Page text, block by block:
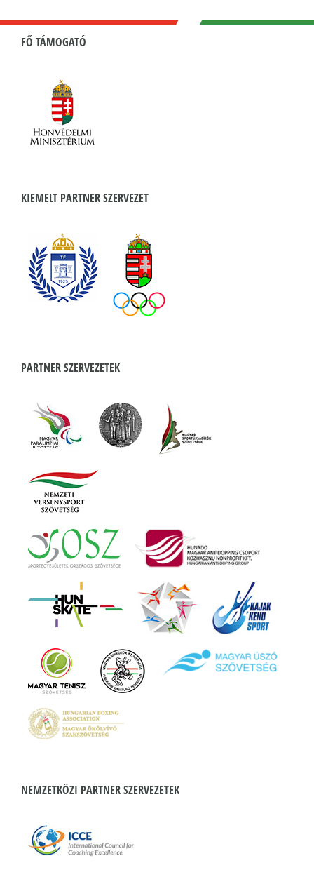
FŐ TÁMOGATÓ
KIEMELT PARTNER SZERVEZET
PARTNER SZERVEZETEK
NEMZETKÖZI PARTNER SZERVEZETEK